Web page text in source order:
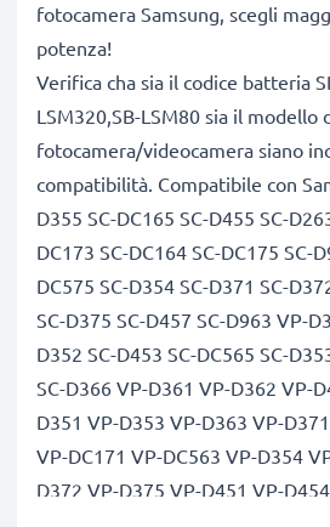
fotocamera Samsung, scegli
potenza!
Verifica cha sia il codice batteria
LSM320,SB-LSM80 sia il modello
fotocamera/videocamera siano
compatibilità. Compatibile con
D355 SC-DC165 SC-D455 SC-
DC173 SC-DC164 SC-DC175 SC-
DC575 SC-D354 SC-D371 SC-
SC-D375 SC-D457 SC-D963 VP-
D352 SC-D453 SC-DC565 SC-
SC-D366 VP-D361 VP-D362 VP-
D351 VP-D353 VP-D363 VP-
VP-DC171 VP-DC563 VP-D354
D372 VP-D375 VP-D451 VP-